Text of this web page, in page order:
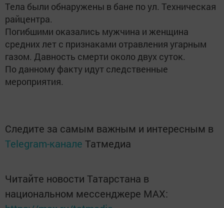
Тела были обнаружены в бане по ул. Техническая
райцентра.
Погибшими оказались мужчина и женщина
средних лет с признаками отравления угарным
газом. Давность смерти около двух суток.
По данному факту идут следственные
мероприятия.
Следите за самым важным и интересным в
Telegram-канале Татмедиа
Читайте новости Татарстана в
национальном мессенджере MАХ: